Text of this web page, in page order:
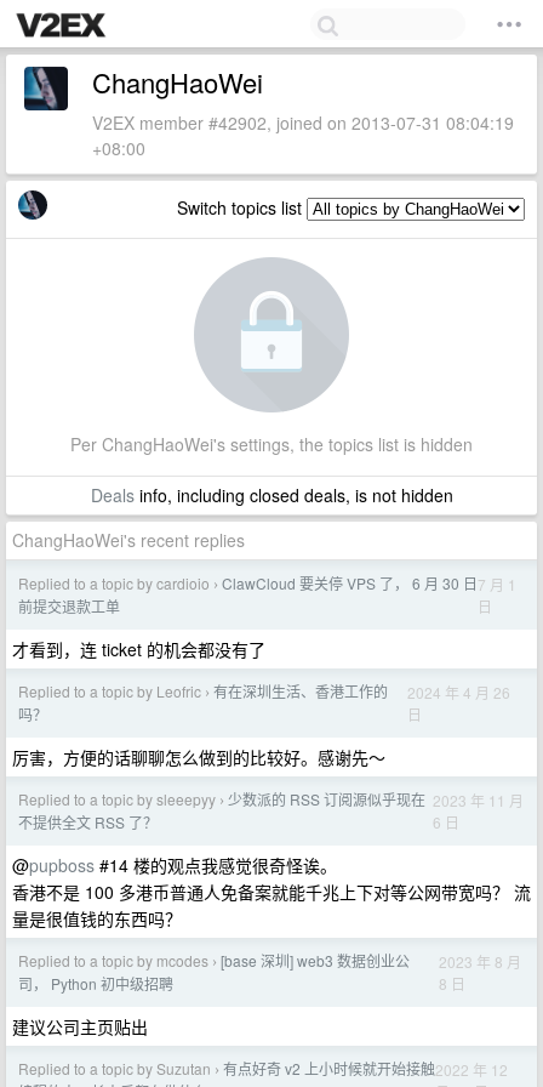
ChangHaoWei
V2EX member #42902, joined on 2013-07-31 08:04:19
+08:00
Switch topics list
Per ChangHaoWei's settings, the topics list is hidden
Dealsinfo, including closed deals, is not hidden
ChangHaoWei's recent replies
Replied to a topic by cardioio › ClawCloud 要关停 VPS 了， 6 月 30 日
前提交退款工单
7 月 1
日
才看到，连 ticket 的机会都没有了
Replied to a topic by Leofric › 有在深圳生活、香港工作的
吗？
2024 年 4 月 26
日
厉害，方便的话聊聊怎么做到的比较好。感谢先～
Replied to a topic by sleeepyy › 少数派的 RSS 订阅源似乎现在
不提供全文 RSS 了？
2023 年 11 月
6 日
@pupboss #14 楼的观点我感觉很奇怪诶。
香港不是 100 多港币普通人免备案就能千兆上下对等公网带宽吗？ 流
量是很值钱的东西吗？
Replied to a topic by mcodes › [base 深圳] web3 数据创业公
司， Python 初中级招聘
2023 年 8 月
8 日
建议公司主页贴出
Replied to a topic by Suzutan › 有点好奇 v2 上小时候就开始接触2022 年 12